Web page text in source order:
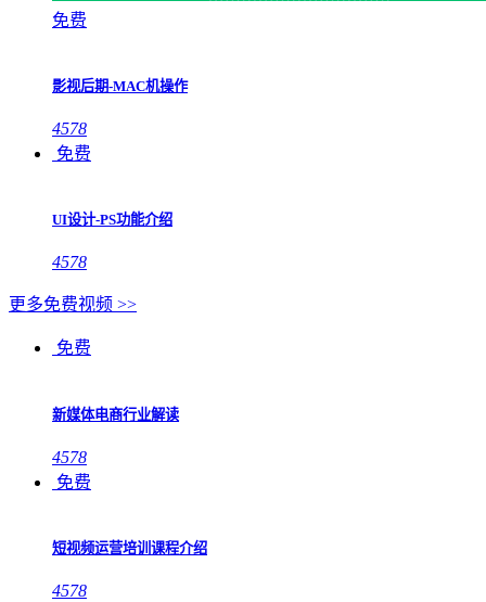
免费
影视后期-MAC机操作
4578
免费
UI设计-PS功能介绍
4578
更多免费视频 >>
免费
新媒体电商行业解读
4578
免费
短视频运营培训课程介绍
4578